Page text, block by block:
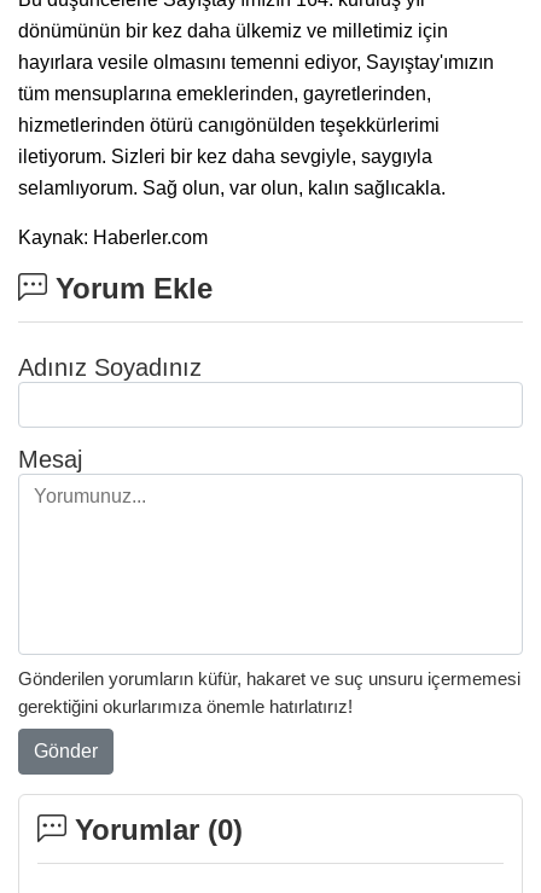
dönümünün bir kez daha ülkemiz ve milletimiz için
hayırlara vesile olmasını temenni ediyor, Sayıştay'ımızın
tüm mensuplarına emeklerinden, gayretlerinden,
hizmetlerinden ötürü canıgönülden teşekkürlerimi
iletiyorum. Sizleri bir kez daha sevgiyle, saygıyla
selamlıyorum. Sağ olun, var olun, kalın sağlıcakla.
Kaynak: Haberler.com
Yorum Ekle
Adınız Soyadınız
Mesaj
Gönderilen yorumların küfür, hakaret ve suç unsuru içermemesi
gerektiğini okurlarımıza önemle hatırlatırız!
Gönder
Yorumlar (0)